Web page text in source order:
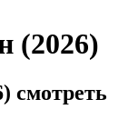
(2026)
смотреть